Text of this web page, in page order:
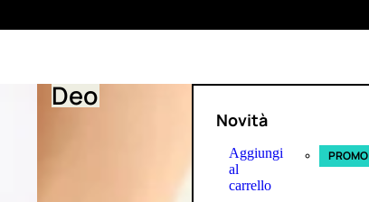
Deo
Novità
Aggiungi
al
carrello
PROMO